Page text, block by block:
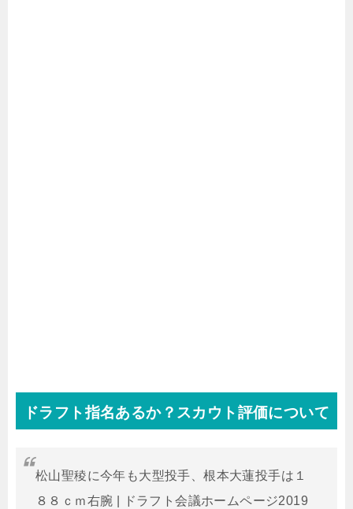
ドラフト指名あるか？スカウト評価について
松山聖稜に今年も大型投手、根本大蓮投手は１
８８ｃｍ右腕 | ドラフト会議ホームページ2019